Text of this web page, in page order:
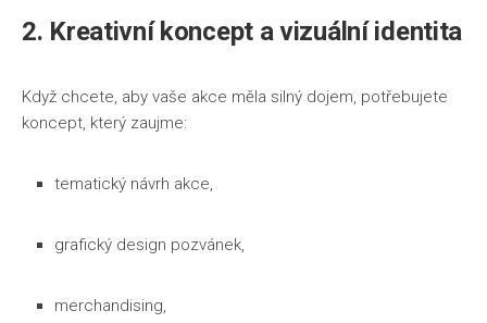
2. Kreativní koncept a vizuální identita
Když chcete, aby vaše akce měla silný dojem, potřebujete
koncept, který zaujme:
tematický návrh akce,
grafický design pozvánek,
merchandising,